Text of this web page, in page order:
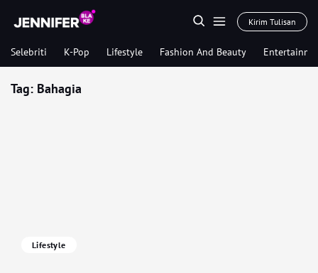
Kirim Tulisan
Selebriti K-Pop Lifestyle Fashion And Beauty
Tag: Bahagia
Lifestyle